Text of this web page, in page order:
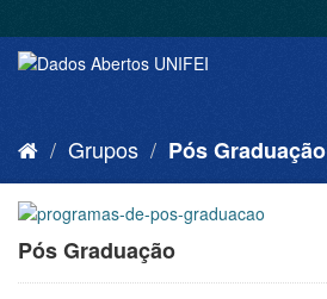
Grupos Pós Graduação
Pós Graduação